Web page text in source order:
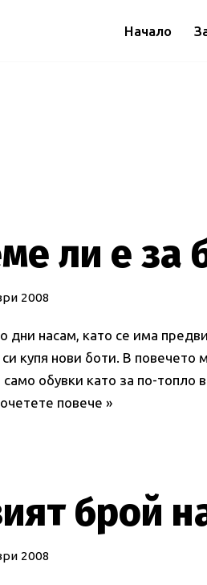
Начало
ли е за
2008
дни насам, като се има
купя нови боти. В повечето
обувки като за по-топло
повече »
брой
2008